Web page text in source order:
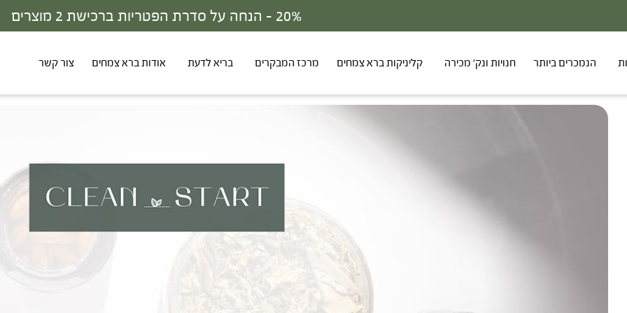
30% - הנחה על סדרת הפטריות ברכישת 3 מוצרים
הנמכרים ביותר חנויות ונק' מכירה קליניקות ברא צמחים מרכז המבקרים בריא לדעת אודות ברא צמחים צור קשר